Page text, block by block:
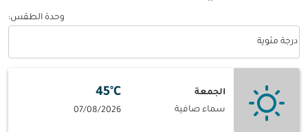
وحدة الطقس:
درجة مئوية
الجمعة
سماء صافية
45°C
07/08/2026